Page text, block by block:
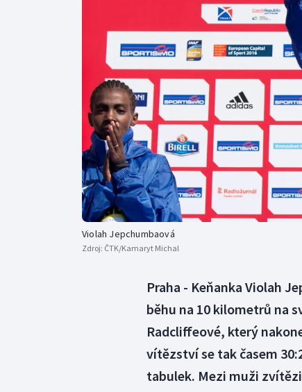
Curling
Florbal
Futsal
Golf
Gymnastika
Violah Jepchumbaová
Zdroj: ČTK/Kamaryt Michal
Praha - Keňanka Violah
běhu na 10 kilometrů na
Radcliffeové, který
vítězství se tak časem
tabulek. Mezi muži